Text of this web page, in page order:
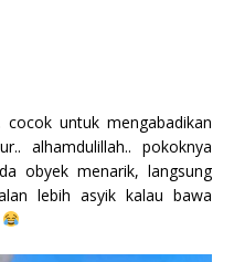
untuk mengabadikan
alhamdulillah.. pokoknya
obyek menarik, langsung
lebih asyik kalau bawa